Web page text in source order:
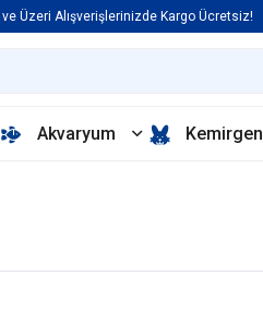
ve Üzeri Alışverişlerinizde Kargo Ücretsiz!
Akvaryum Kemirgen